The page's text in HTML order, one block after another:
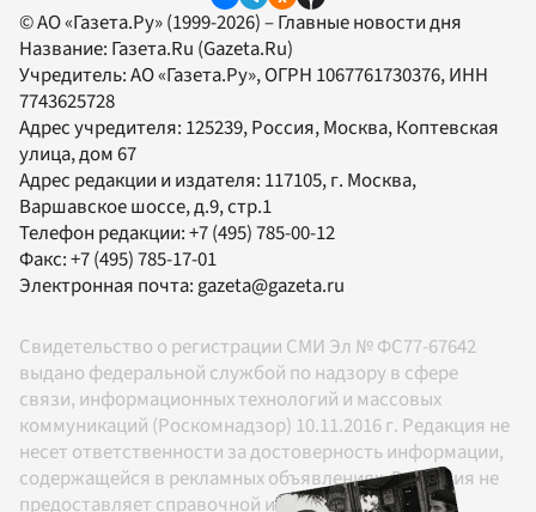
© АО «Газета.Ру» (1999-2026) – Главные новости дня
Название: Газета.Ru (Gazeta.Ru)
Учредитель:АО «Газета.Ру», ОГРН 1067761730376, ИНН
7743625728
Адрес учредителя: 125239, Россия, Москва, Коптевская
улица, дом 67
Адрес редакции и издателя: 117105, г. Москва,
Варшавское шоссе, д.9, стр.1
Телефон редакции:+7 (495) 785-00-12
Факс:+7 (495) 785-17-01
Электронная почта: gazeta@gazeta.ru
Свидетельство о регистрации СМИ Эл № ФС77-67642
выдано федеральной службой по надзору в сфере
связи, информационных технологий и массовых
коммуникаций (Роскомнадзор) 10.11.2016 г. Редакция не
несет ответственности за достоверность информации,
содержащейся в рекламных объявлениях. Редакция не
предоставляет справочной информации.